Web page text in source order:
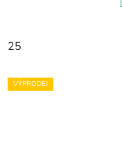
25
VÝPRODEJ